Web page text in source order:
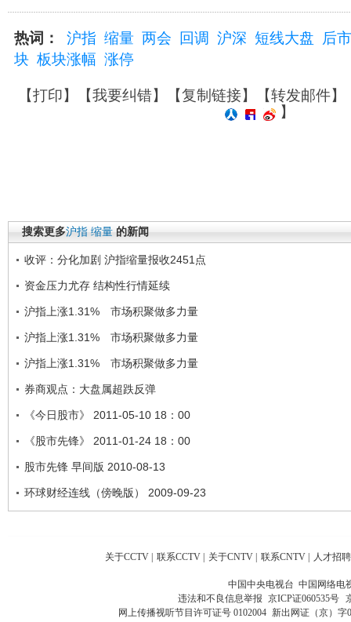
热词： 沪指 缩量 两会 回调 沪深 短线大盘
后
块 板块涨幅 涨停
【打印】【我要纠错】【复制链接】【转发邮件】
】
搜索更多沪指 缩量 的新闻
收评：分化加剧 沪指缩量报收2451点
资金压力尤存 结构性行情延续
沪指上涨1.31% 市场积聚做多力量
沪指上涨1.31% 市场积聚做多力量
沪指上涨1.31% 市场积聚做多力量
券商观点：大盘属超跌反弹
《今日股市》 2011-05-10 18：00
《股市先锋》 2011-01-24 18：00
股市先锋 早间版 2010-08-13
环球财经连线（傍晚版） 2009-09-23
关于CCTV | 联系CCTV | 关于CNTV | 联系CNTV | 人才招聘
中国中央电视台 中国网络电
违法和不良信息举报 京ICP证060535号
网上传播视听节目许可证号 0102004 新出网证（京）